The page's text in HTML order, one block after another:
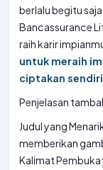
berlalu begitu
Bancassurance
raih karir
untuk meraih
ciptakan
Penjelasan
Judul yang
memberikan
Kalimat